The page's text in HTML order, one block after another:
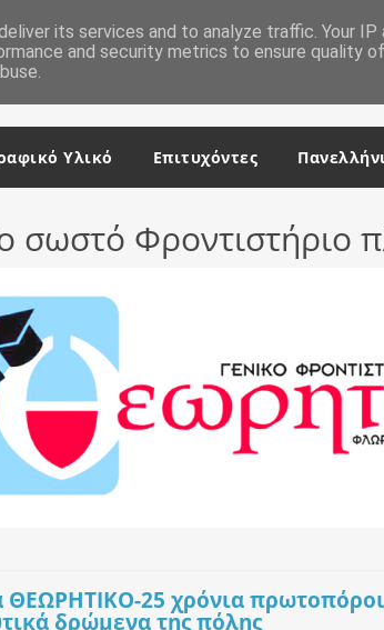
Υλικό Επιτυχόντες
σωστό Φροντιστήριο
ΘΕΩΡΗΤΙΚΟ-25 χρόνια
δρώμενα της πόλης
its services and to analyze traffic. Your IP
and security metrics to ensure quality